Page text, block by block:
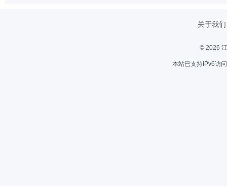
关于我们
© 2026
本站已支持IPv6访问